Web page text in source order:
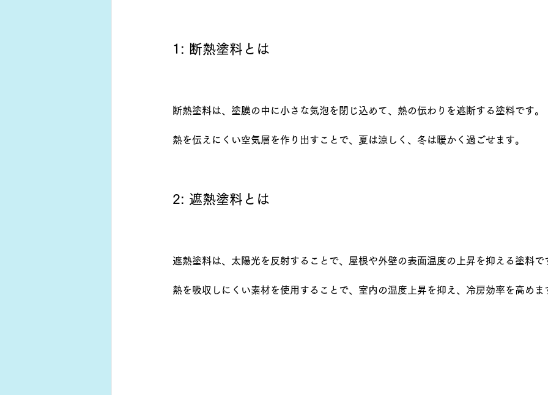
1: 断熱塗料とは
断熱塗料は、塗膜の中に小さな気泡を閉じ込めて、熱の伝わりを遮断する塗料です。
熱を伝えにくい空気層を作り出すことで、夏は涼しく、冬は暖かく過ごせます。
2: 遮熱塗料とは
遮熱塗料は、太陽光を反射することで、屋根や外壁の表面温度の上昇を抑える塗料で
熱を吸収しにくい素材を使用することで、室内の温度上昇を抑え、冷房効率を高めま